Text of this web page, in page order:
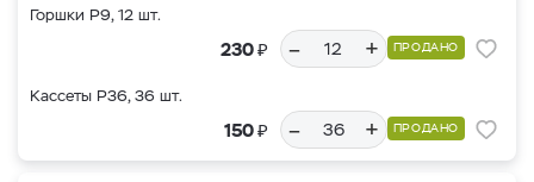
Горшки Р9, 12 шт.
230₽ – + ПРОДАНО
Кассеты Р36, 36 шт.
150₽ – + ПРОДАНО